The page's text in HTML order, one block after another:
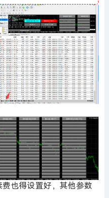
也得设置好，其他参数